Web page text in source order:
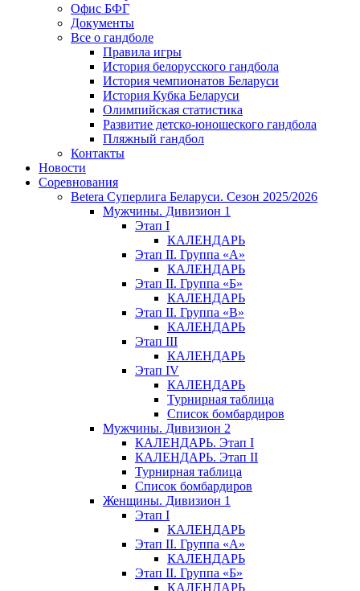
Офис БФГ
Документы
Все о гандболе
Правила игры
История белорусского гандбола
История чемпионатов Беларуси
История Кубка Беларуси
Олимпийская статистика
Развитие детско-юношеского гандбола
Пляжный гандбол
Контакты
Новости
Соревнования
Betera Суперлига Беларуси. Сезон 2025/2026
Мужчины. Дивизион 1
Этап I
КАЛЕНДАРЬ
Этап II. Группа «А»
КАЛЕНДАРЬ
Этап II. Группа «Б»
КАЛЕНДАРЬ
Этап II. Группа «В»
КАЛЕНДАРЬ
Этап III
КАЛЕНДАРЬ
Этап IV
КАЛЕНДАРЬ
Турнирная таблица
Список бомбардиров
Мужчины. Дивизион 2
КАЛЕНДАРЬ. Этап I
КАЛЕНДАРЬ. Этап II
Турнирная таблица
Список бомбардиров
Женщины. Дивизион 1
Этап I
КАЛЕНДАРЬ
Этап II. Группа «А»
КАЛЕНДАРЬ
Этап II. Группа «Б»
КАЛЕНДАРЬ